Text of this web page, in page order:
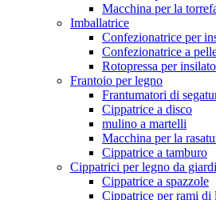
Macchina per la
Imballatrice
Confezionatrice per
Confezionatrice a
Rotopressa per insilato
Frantoio per legno
Frantumatori di
Cippatrice a disco
mulino a martelli
Macchina per la
Cippatrice a tamburo
Cippatrici per legno da
Cippatrice a spazzole
Cippatrice per rami di